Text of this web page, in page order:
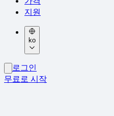
지원
ko
로그인
무료로 시작